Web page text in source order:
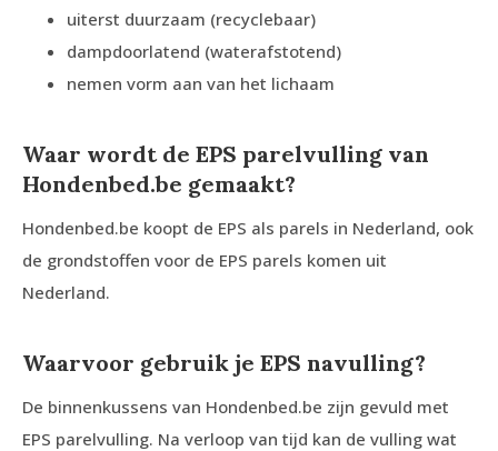
uiterst duurzaam (recyclebaar)
dampdoorlatend (waterafstotend)
nemen vorm aan van het lichaam
Waar wordt de EPS parelvulling van
Hondenbed.be gemaakt?
Hondenbed.be koopt de EPS als parels in Nederland, ook
de grondstoffen voor de EPS parels komen uit
Nederland.
Waarvoor gebruik je EPS navulling?
De binnenkussens van Hondenbed.be zijn gevuld met
EPS parelvulling. Na verloop van tijd kan de vulling wat